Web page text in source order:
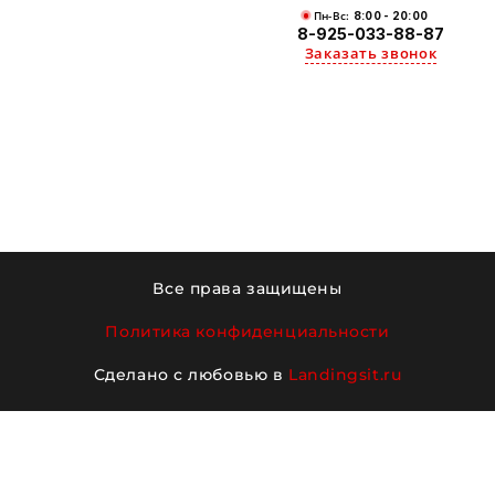
Пн-Вс: 8:00 - 20:00
8-925-033-88-87
Заказать звонок
Все права защищены
Политика конфиденциальности
Сделано с любовью в Landingsit.ru